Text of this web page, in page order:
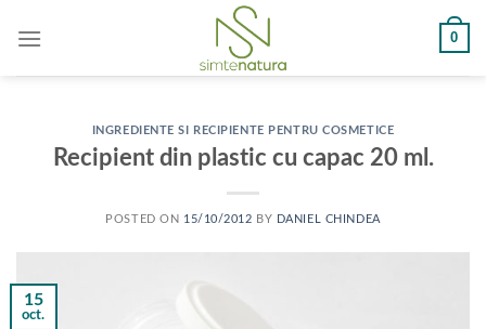
0
INGREDIENTE SI RECIPIENTE PENTRU COSMETICE
Recipient din plastic cu capac 20 ml.
POSTED ON 15/10/2012 BY DANIEL CHINDEA
15
oct.